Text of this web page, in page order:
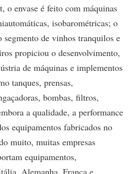
o envase é feito com máquinas
isobarométricas; o
segmento de vinhos tranquilos e
propiciou o desenvolvimento,
de máquinas e implementos
tanques, prensas,
bombas, filtros,
a qualidade, a performance
equipamentos fabricados no
muito, muitas empresas
equipamentos,